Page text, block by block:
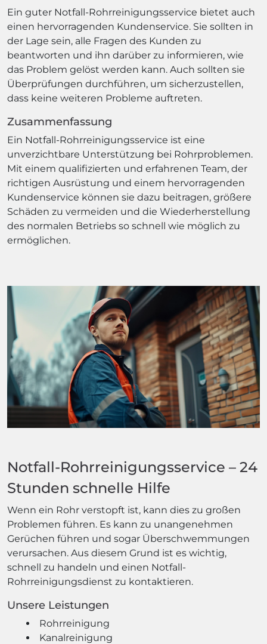
Ein guter Notfall-Rohrreinigungsservice bietet auch
einen hervorragenden Kundenservice. Sie sollten in
der Lage sein, alle Fragen des Kunden zu
beantworten und ihn darüber zu informieren, wie
das Problem gelöst werden kann. Auch sollten sie
Überprüfungen durchführen, um sicherzustellen,
dass keine weiteren Probleme auftreten.
Zusammenfassung
Ein Notfall-Rohrreinigungsservice ist eine
unverzichtbare Unterstützung bei Rohrproblemen.
Mit einem qualifizierten und erfahrenen Team, der
richtigen Ausrüstung und einem hervorragenden
Kundenservice können sie dazu beitragen, größere
Schäden zu vermeiden und die Wiederherstellung
des normalen Betriebs so schnell wie möglich zu
ermöglichen.
Notfall-Rohrreinigungsservice – 24
Stunden schnelle Hilfe
Wenn ein Rohr verstopft ist, kann dies zu großen
Problemen führen. Es kann zu unangenehmen
Gerüchen führen und sogar Überschwemmungen
verursachen. Aus diesem Grund ist es wichtig,
schnell zu handeln und einen Notfall-
Rohrreinigungsdienst zu kontaktieren.
Unsere Leistungen
Rohrreinigung
Kanalreinigung